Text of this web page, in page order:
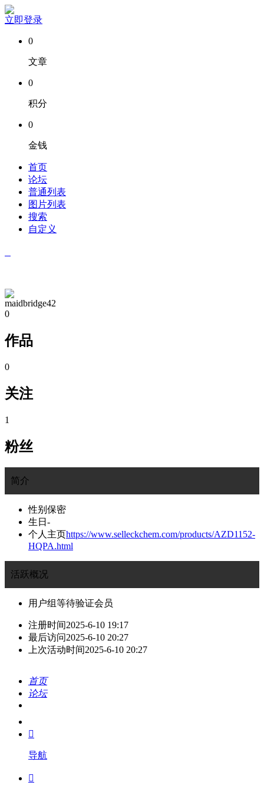
立即登录
0
文章
0
积分
0
金钱
首页
论坛
普通列表
图片列表
搜索
自定义
maidbridge42
0
作品
0
关注
1
粉丝
简介
性别 保密
生日 -
个人主页https://www.selleckchem.com/products/AZD1152-
HQPA.html
活跃概况
用户组等待验证会员
注册时间2025-6-10 19:17
最后访问2025-6-10 20:27
上次活动时间2025-6-10 20:27
首页
论坛
我的

导航
